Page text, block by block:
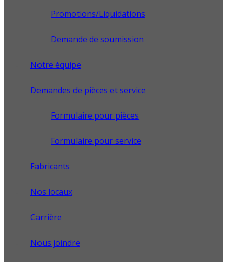
Promotions/Liquidations
Demande de soumission
Notre équipe
Demandes de pièces et service
Formulaire pour pièces
Formulaire pour service
Fabricants
Nos locaux
Carrière
Nous joindre